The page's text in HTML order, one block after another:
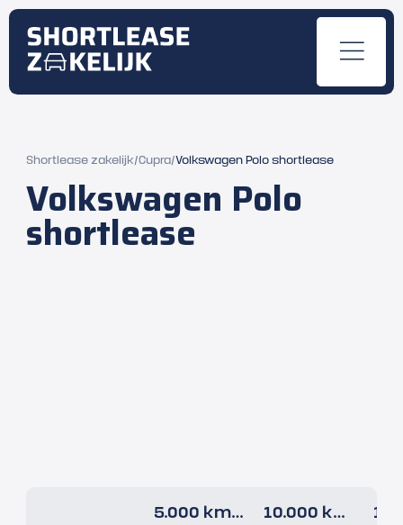
Shortlease zakelijk/Cupra/Volkswagen Polo shortlease
Volkswagen Polo
shortlease
5.000 km/jr 10.000 km/jr